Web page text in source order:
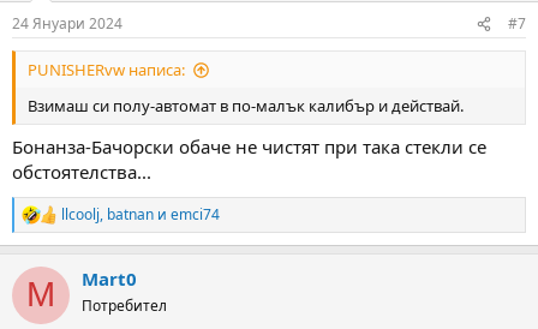
s
:
24 Януари 2024 #7
PUNISHERvw написа:
Взимаш си полу-автомат в по-малък калибър и действай.
Бонанза-Бачорски обаче не чистят при така стекли се
обстоятелства...
R
e
c
i
llcoolj, batnan и emci74
M Mart0
Потребител